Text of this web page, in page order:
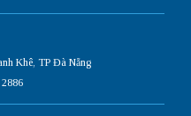
Khê, TP Đà Nẵng